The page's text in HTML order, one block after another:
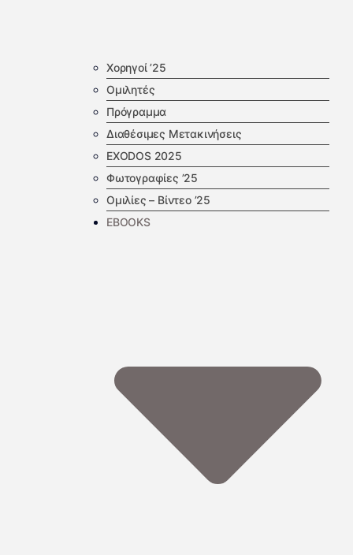
Χορηγοί ’25
Ομιλητές
Πρόγραμμα
Διαθέσιμες Μετακινήσεις
EXODOS 2025
Φωτογραφίες ’25
Ομιλίες – Βίντεο ’25
EBOOKS